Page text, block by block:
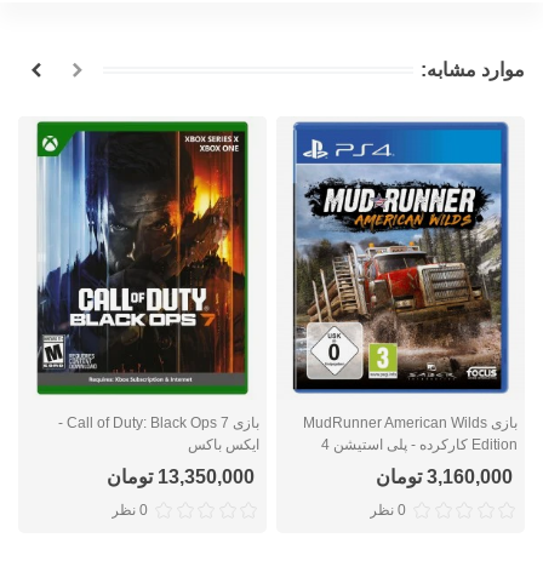
موارد مشابه:
بازی MudRunner American Wilds
Edition کارکرده - پلی استیشن 4
3,160,000 تومان
0 نظر
بازی Call of Duty: Black Ops 7 -
ایکس باکس
13,350,000 تومان
0 نظر